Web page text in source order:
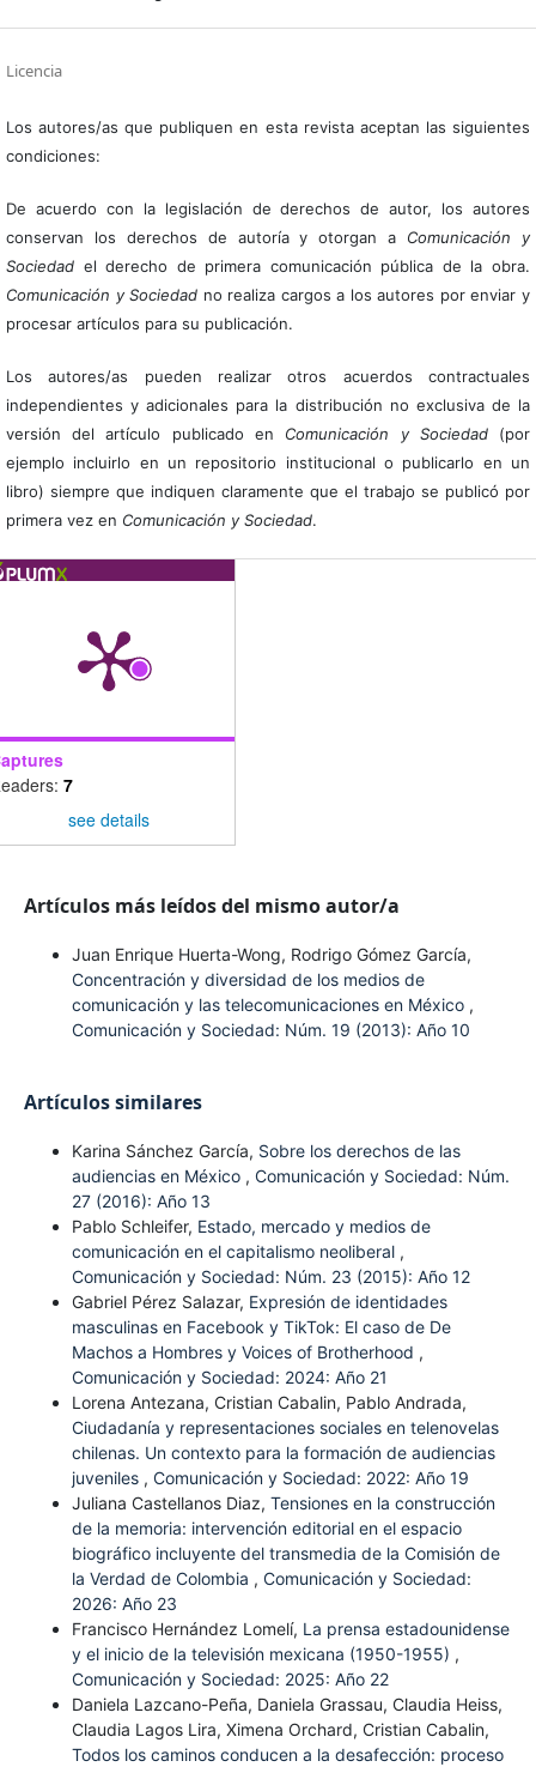
Licencia
Los autores/as que publiquen en esta revista aceptan las siguientes
condiciones:
De acuerdo con la legislación de derechos de autor, los autores
conservan los derechos de autoría y otorgan a Comunicación y
Sociedadel derecho de primera comunicación pública de la obra.
Comunicación y Sociedad no realiza cargos a los autores por enviar y
procesar artículos para su publicación.
Los autores/as pueden realizar otros acuerdos contractuales
independientes y adicionales para la distribución no exclusiva de la
versión del artículo publicado en Comunicación y Sociedad(por
ejemplo incluirlo en un repositorio institucional o publicarlo en un
libro) siempre que indiquen claramente que el trabajo se publicó por
primera vez en Comunicación y Sociedad.
7
see details
Artículos más leídos del mismo autor/a
Juan Enrique Huerta-Wong, Rodrigo Gómez García,
Concentración y diversidad de los medios de
comunicación y las telecomunicaciones en México ,
Comunicación y Sociedad: Núm. 19 (2013): Año 10
Artículos similares
Karina Sánchez García, Sobre los derechos de las
audiencias en México , Comunicación y Sociedad: Núm.
27 (2016): Año 13
Pablo Schleifer, Estado, mercado y medios de
comunicación en el capitalismo neoliberal ,
Comunicación y Sociedad: Núm. 23 (2015): Año 12
Gabriel Pérez Salazar, Expresión de identidades
masculinas en Facebook y TikTok: El caso de De
Machos a Hombres y Voices of Brotherhood ,
Comunicación y Sociedad: 2024: Año 21
Lorena Antezana, Cristian Cabalin, Pablo Andrada,
Ciudadanía y representaciones sociales en telenovelas
chilenas. Un contexto para la formación de audiencias
juveniles , Comunicación y Sociedad: 2022: Año 19
Juliana Castellanos Diaz, Tensiones en la construcción
de la memoria: intervención editorial en el espacio
biográfico incluyente del transmedia de la Comisión de
la Verdad de Colombia , Comunicación y Sociedad:
2026: Año 23
Francisco Hernández Lomelí, La prensa estadounidense
y el inicio de la televisión mexicana (1950-1955) ,
Comunicación y Sociedad: 2025: Año 22
Daniela Lazcano-Peña, Daniela Grassau, Claudia Heiss,
Claudia Lagos Lira, Ximena Orchard, Cristian Cabalin,
Todos los caminos conducen a la desafección: proceso